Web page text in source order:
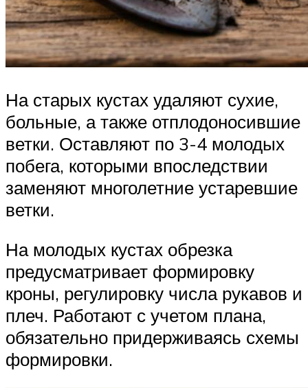
На старых кустах удаляют сухие,
больные, а также отплодоносившие
ветки. Оставляют по 3-4 молодых
побега, которыми впоследствии
заменяют многолетние устаревшие
ветки.
На молодых кустах обрезка
предусматривает формировку
кроны, регулировку числа рукавов и
плеч. Работают с учетом плана,
обязательно придерживаясь схемы
формировки.